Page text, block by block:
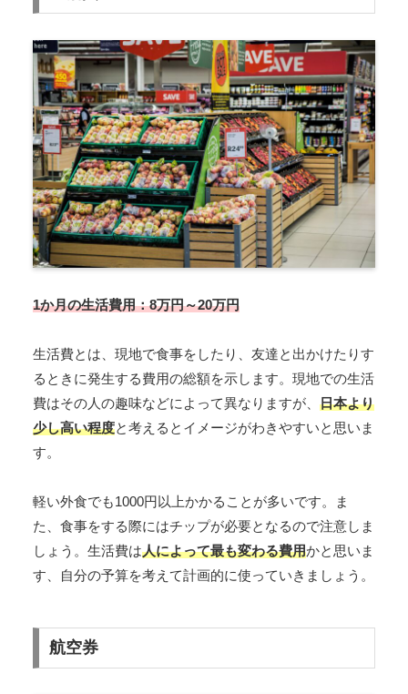
1か月の生活費用：8万円～20万円
生活費とは、現地で食事をしたり、友達と出かけたりす
るときに発生する費用の総額を示します。現地での生活
費はその人の趣味などによって異なりますが、 日本より
少し高い程度と考えるとイメージがわきやすいと思いま
す。
軽い外食でも1000円以上かかることが多いです。ま
た、食事をする際にはチップが必要となるので注意しま
しょう。生活費は人によって最も変わる費用かと思いま
す、自分の予算を考えて計画的に使っていきましょう。
航空券